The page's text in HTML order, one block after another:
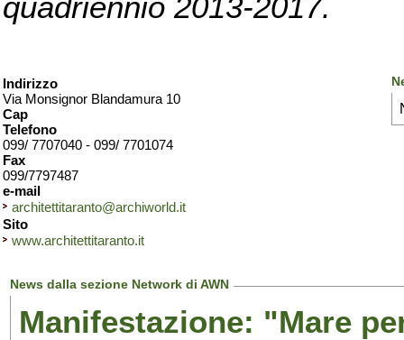
Indirizzo
Via Monsignor Blandamura 10
Cap
Telefono
099/ 7707040 - 099/ 7701074
Fax
099/7797487
e-mail
architettitaranto@archiworld.it
Sito
www.architettitaranto.it
News dalla sezione Network di AWN
Manifestazione: "Mare